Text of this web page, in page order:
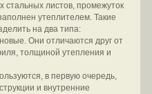
стальных листов, промежуток
утеплителем. Такие
на два типа:
Они отличаются друг от
толщиной утепления и
в первую очередь,
и внутренние